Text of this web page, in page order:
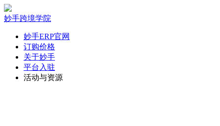
妙手跨境学院
妙手ERP官网
订购价格
关于妙手
平台入驻
活动与资源